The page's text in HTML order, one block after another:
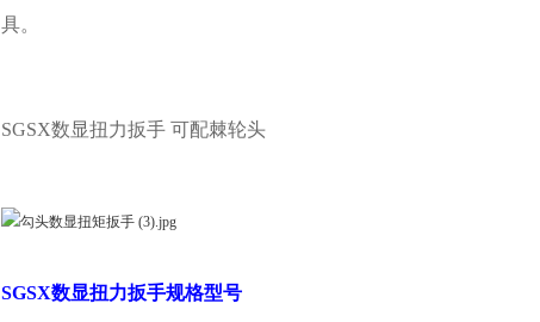
具。
SGSX数显扭力扳手 可配棘轮头
SGSX数显扭力扳手规格型号